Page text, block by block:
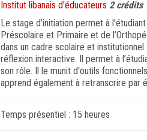
Institut libanais d'éducateurs 2 crédits
Le stage d’initiation permet à
Préscolaire et Primaire et de
dans un cadre scolaire et
réflexion interactive. Il permet à
son rôle. Il le munit d'outils
apprend également à retranscrire par
Temps présentiel : 15 heures